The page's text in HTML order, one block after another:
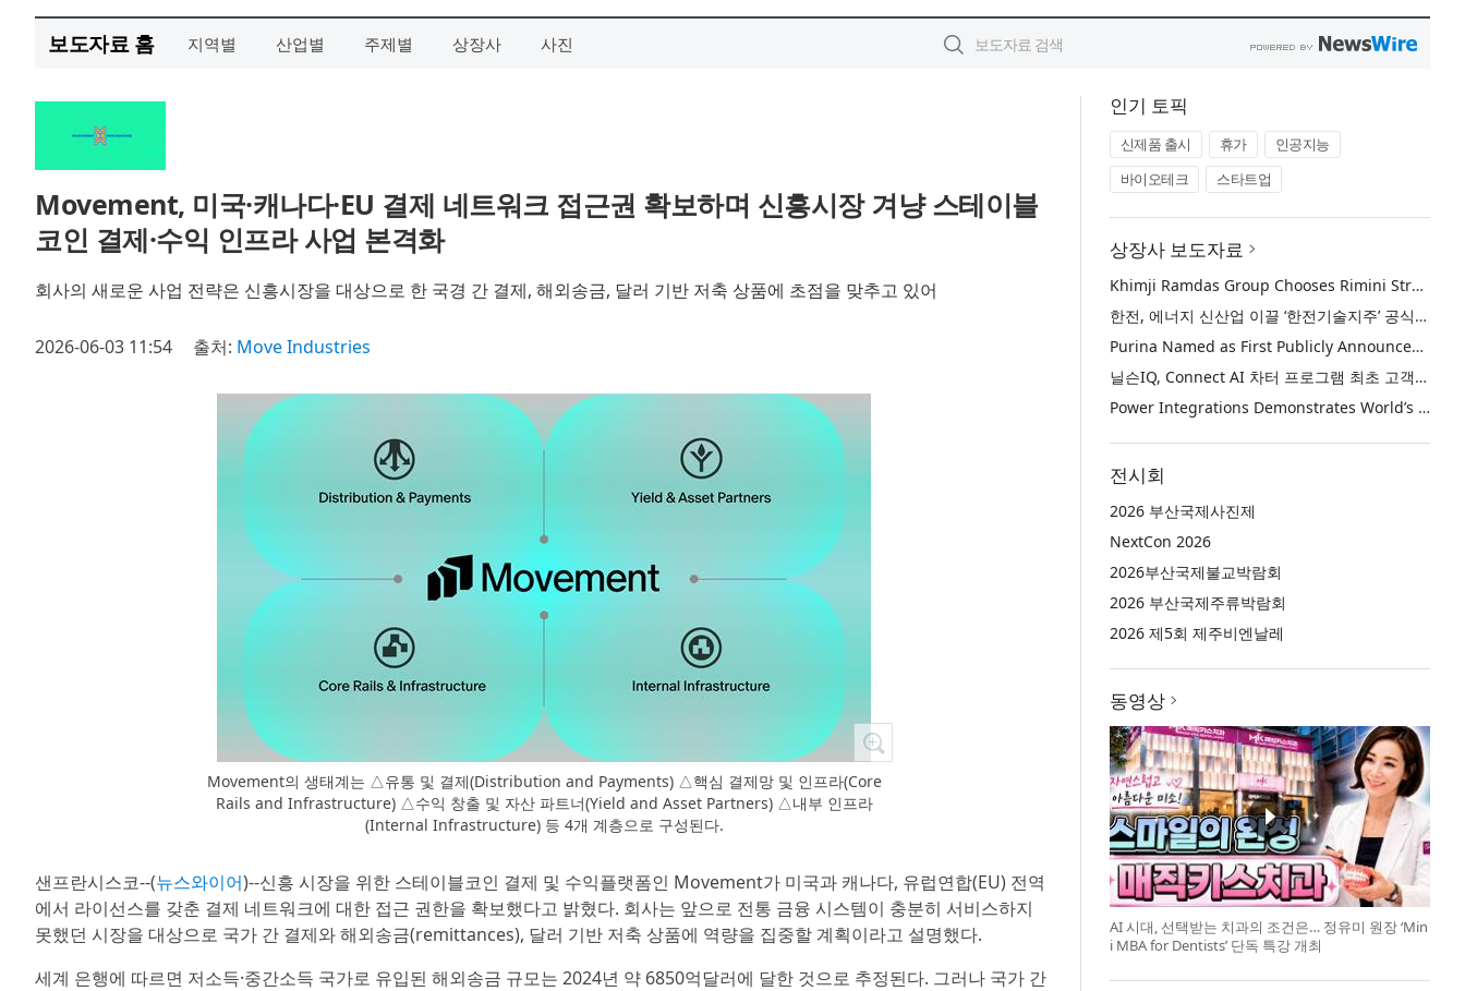
보도자료 홈 지역별 산업별 주제별 상장사 사진
Movement, 미국·캐나다·EU 결제 네트워크 접근권 확보하며 신흥시장 겨냥 스테이블
코인 결제·수익 인프라 사업 본격화
회사의 새로운 사업 전략은 신흥시장을 대상으로 한 국경 간 결제, 해외송금, 달러 기반 저축 상품에 초점을 맞추고 있어
2026-06-03 11:54 출처: Move Industries
Movement의 생태계는 △유통 및 결제(Distribution and Payments) △핵심 결제망 및 인프라(Core
Rails and Infrastructure) △수익 창출 및 자산 파트너(Yield and Asset Partners) △내부 인프라
(Internal Infrastructure) 등 4개 계층으로 구성된다.
샌프란시스코--(뉴스와이어)--신흥 시장을 위한 스테이블코인 결제 및 수익플랫폼인 Movement가 미국과 캐나다, 유럽연합(EU) 전역
에서 라이선스를 갖춘 결제 네트워크에 대한 접근 권한을 확보했다고 밝혔다. 회사는 앞으로 전통 금융 시스템이 충분히 서비스하지
못했던 시장을 대상으로 국가 간 결제와 해외송금(remittances), 달러 기반 저축 상품에 역량을 집중할 계획이라고 설명했다.
세계 은행에 따르면 저소득·중간소득 국가로 유입된 해외송금 규모는 2024년 약 6850억달러에 달한 것으로 추정된다. 그러나 국가 간
인기 토픽
신제품 출시 휴가
인공지능
바이오테크
스타트업
상장사 보도자료
Khimji Ramdas Group Chooses Rimini Street to Reduce SAP Support Costs, Protect 700+ Customizations and Reinvest Savings in Innovation
한전, 에너지 신산업 이끌 ‘한전기술지주’ 공식 출범
Purina Named as First Publicly Announced NIQ ConnectAI Charter Client
닐슨IQ, Connect AI 차터 프로그램 최초 고객사 ‘퓨리나’ 선정
Power Integrations Demonstrates World’s First 2200 V GaN Technology for Next-Era High-Voltage Power Systems
전시회
2026 부산국제사진제
NextCon 2026
2026부산국제불교박람회
2026 부산국제주류박람회
2026 제5회 제주비엔날레
동영상
AI 시대, 선택받는 치과의 조건은… 정유미 원장 ‘Min
i MBA for Dentists’ 단독 특강 개최